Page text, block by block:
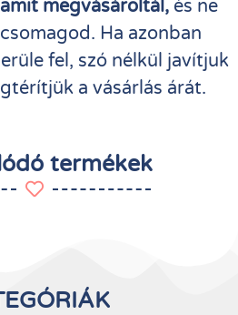
megvásároltál, és ne
Ha azonban
fel, szó nélkül javítjuk
a vásárlás árát.
termékek